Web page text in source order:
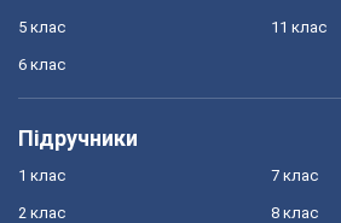
5 клас
6 клас
11 клас
Підручники
1 клас
2 клас
7 клас
8 клас